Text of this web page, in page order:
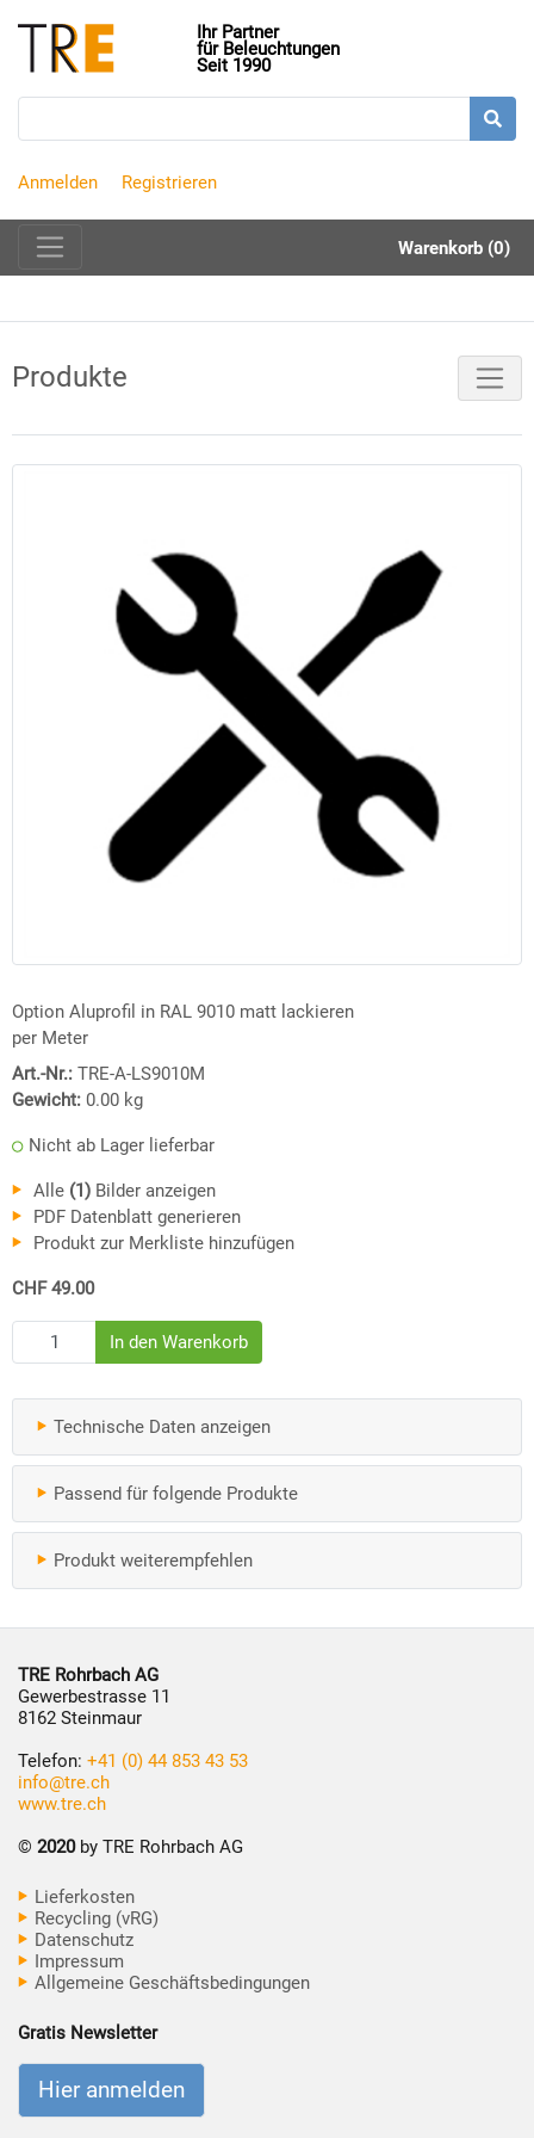
Ihr Partner
für Beleuchtungen
Seit 1990
Anmelden Registrieren
Warenkorb (0)
Produkte
Option Aluprofil in RAL 9010 matt lackieren
per Meter
Art.-Nr.: TRE-A-LS9010M
Gewicht: 0.00 kg
Nicht ab Lager lieferbar
Alle (1) Bilder anzeigen
PDF Datenblatt generieren
Produkt zur Merkliste hinzufügen
CHF 49.00
Technische Daten anzeigen
Passend für folgende Produkte
Produkt weiterempfehlen
TRE Rohrbach AG
Gewerbestrasse 11
8162 Steinmaur
Telefon: +41 (0) 44 853 43 53
info@tre.ch
www.tre.ch
© 2020by TRE Rohrbach AG
Lieferkosten
Recycling (vRG)
Datenschutz
Impressum
Allgemeine Geschäftsbedingungen
Gratis Newsletter
Hier anmelden